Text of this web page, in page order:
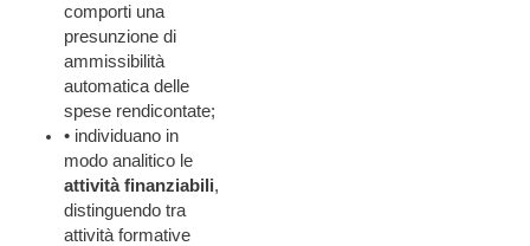
comporti una
presunzione di
ammissibilità
automatica delle
spese rendicontate;
• individuano in
modo analitico le
attività finanziabili,
distinguendo tra
attività formative